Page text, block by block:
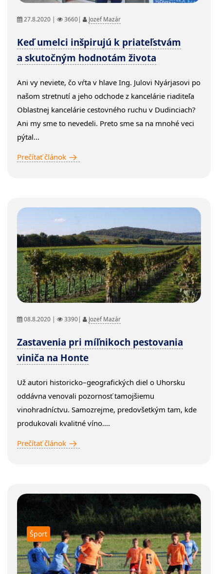
27.8.2020 | 3660| Jozef Mazár
Keď umelci inšpirujú k priateľstvám
a skutočným hodnotám života
Ani vy neviete, čo vŕta v hlave Ing. Julovi Nyárjasovi po
našom stretnutí a jeho odchode z kancelárie riaditeľa
Oblastnej kancelárie cestovného ruchu v Dudinciach?
Ani my sme to nevedeli. Preto sme sa na mnohé veci
pýtal...
Prečítať článok
08.8.2020 | 3390| Jozef Mazár
Zastavenia pri míľnikoch pestovania
viniča na Honte
Už autori historicko–geografických diel o Uhorsku
oddávna venovali pozornosť tamojšiemu
vinohradníctvu. Samozrejme, predovšetkým tam, kde
produkovali kvalitné víno....
Prečítať článok
Šport